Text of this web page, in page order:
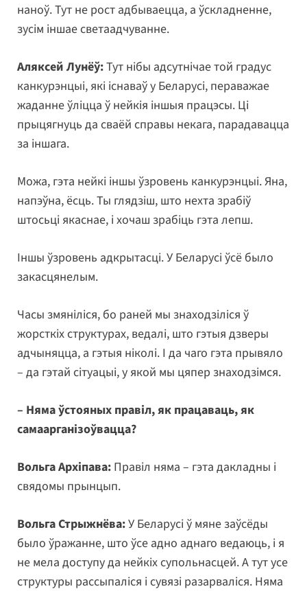
наноў. Тут не рост адбываецца, а ўскладненне,
зусім іншае светаадчуванне.
Аляксей Лунёў:Тут нібы адсутнічае той градус
канкурэнцыі, які існаваў у Беларусі, пераважае
жаданне ўліцца ў нейкія іншыя працэсы. Ці
прыцягнуць да сваёй справы некага, парадавацца
за іншага.
Можа, гэта нейкі іншы ўзровень канкурэнцыі. Яна,
напэўна, ёсць. Ты глядзіш, што нехта зрабіў
штосьці якаснае, і хочаш зрабіць гэта лепш.
Іншы ўзровень адкрытасці. У Беларусі ўсё было
закасцянелым.
Часы змяніліся, бо раней мы знаходзіліся ў
жорсткіх структурах, ведалі, што гэтыя дзверы
адчыняцца, а гэтыя ніколі. І да чаго гэта прывяло
– да гэтай сітуацыі, у якой мы цяпер знаходзімся.
– Няма ўстояных правіл, як працаваць, як
самаарганізоўвацца?
Вольга Архіпава: Правіл няма – гэта дакладны і
свядомы прынцып.
Вольга Стрыжнёва:У Беларусі ў мяне заўсёды
было ўражанне, што ўсе адно аднаго ведаюць, і я
не мела доступу да нейкіх супольнасцей. А тут усе
структуры рассыпаліся і сувязі разарваліся. Няма